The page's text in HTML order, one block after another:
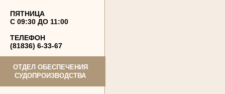
ПЯТНИЦА
С 09:30 ДО 11:00
ТЕЛЕФОН
(81836) 6-33-67
ОТДЕЛ ОБЕСПЕЧЕНИЯ
СУДОПРОИЗВОДСТВА